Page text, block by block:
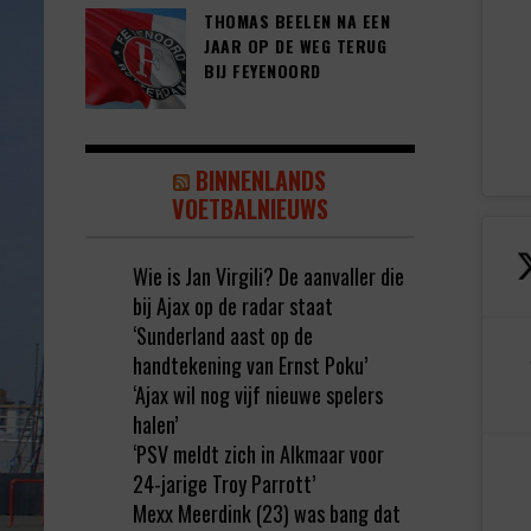
THOMAS BEELEN NA EEN
JAAR OP DE WEG TERUG
BIJ FEYENOORD
BINNENLANDS
VOETBALNIEUWS
Wie is Jan Virgili? De aanvaller die
bij Ajax op de radar staat
‘Sunderland aast op de
handtekening van Ernst Poku’
‘Ajax wil nog vijf nieuwe spelers
halen’
‘PSV meldt zich in Alkmaar voor
24-jarige Troy Parrott’
Mexx Meerdink (23) was bang dat